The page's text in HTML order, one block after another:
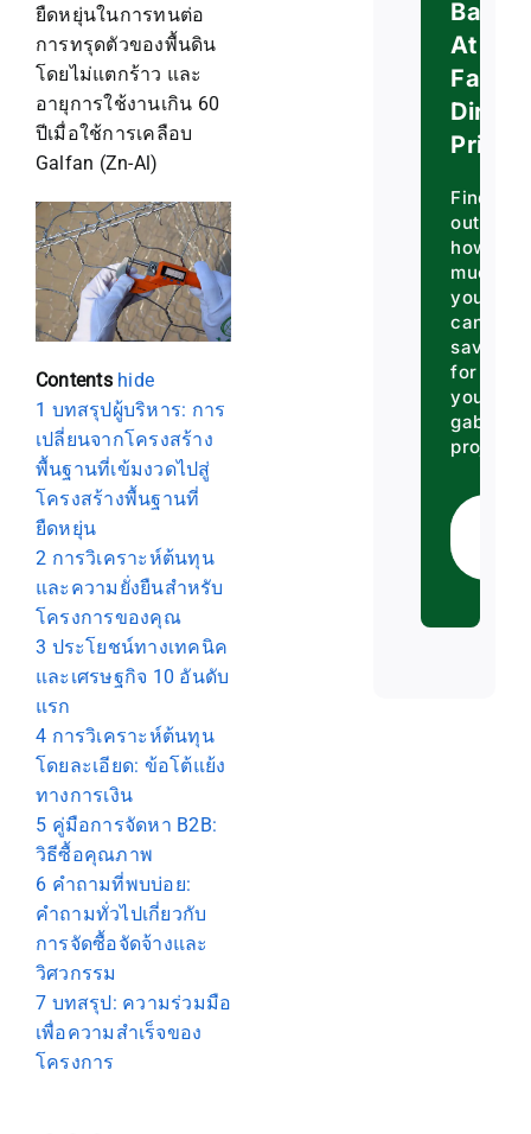
ยืดหยุ่นในการทนต่อ
การทรุดตัวของพื้นดิน
โดยไม่แตกร้าว และ
อายุการใช้งานเกิน 60
ปีเมื่อใช้การเคลือบ
Galfan (Zn-Al)
Contents hide
1 บทสรุปผู้บริหาร: การ
เปลี่ยนจากโครงสร้าง
พื้นฐานที่เข้มงวดไปสู่
โครงสร้างพื้นฐานที่
ยืดหยุ่น
2 การวิเคราะห์ต้นทุน
และความยั่งยืนสำหรับ
โครงการของคุณ
3 ประโยชน์ทางเทคนิค
และเศรษฐกิจ 10 อันดับ
แรก
4 การวิเคราะห์ต้นทุน
โดยละเอียด: ข้อโต้แย้ง
ทางการเงิน
5 คู่มือการจัดหา B2B:
วิธีซื้อคุณภาพ
6 คำถามที่พบบ่อย:
คำถามทั่วไปเกี่ยวกับ
การจัดซื้อจัดจ้างและ
วิศวกรรม
7 บทสรุป: ความร่วมมือ
เพื่อความสำเร็จของ
โครงการ
Basket
At
Direct
Prices
Find
out
how
much
you
can
save
for
your
gabion
projects.